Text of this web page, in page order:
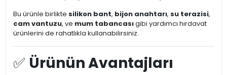
Bu ürünle birlikte silikon bant, bijon anahtarı, su terazisi,
cam vantuzu, ve mum tabancasıgibi yardımcı hırdavat
ürünlerini de rahatlıkla kullanabilirsiniz.
✅ Ürünün Avantajları